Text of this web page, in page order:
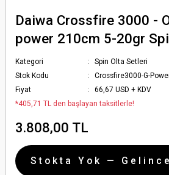
Daiwa Crossfire 3000 -
power 210cm 5-20gr
Kategori
Spin Olta Setleri
Stok Kodu
Crossfire3000-G-
Fiyat
66,67 USD + KDV
*405,71 TL den başlayan taksitlerle!
3.808,00 TL
Stokta Yok —